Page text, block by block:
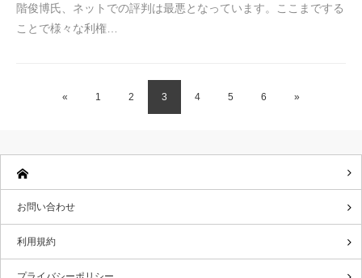
階俊博氏、ネットでの評判は最悪となっています。ここまでする
ことで様々な利権…
« 1 2 3 4 5 6 »
お問い合わせ
利用規約